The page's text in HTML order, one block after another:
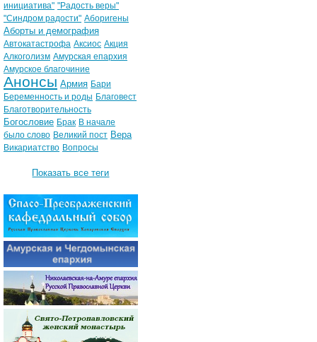
инициатива" "Радость веры"
"Синдром радости" Аборигены
Аборты и демография
Автокатастрофа Аксиос Акция
Алкоголизм Амурская епархия
Амурское благочиние
Анонсы Армия Бари
Беременность и роды Благовест
Благотворительность
Богословие Брак В начале
было слово Великий пост Вера
Викариатство Вопросы
Показать все теги